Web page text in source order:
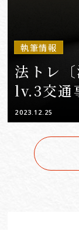
執筆情報
法トレ
lv.3交通
2023.12.25